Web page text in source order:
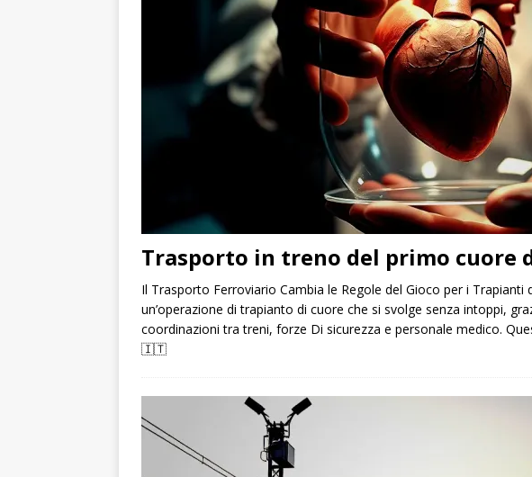
Trasporto in treno del primo cuore
Il Trasporto Ferroviario Cambia le Regole del Gioco per i Trapianti
un’operazione di trapianto di cuore che si svolge senza intoppi,
coordinazioni tra treni, forze Di sicurezza e personale medico.
🇮🇹